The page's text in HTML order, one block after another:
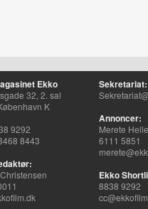
Ekko
32, 2. sal
K
9292
8443
Sekretariat:
Annoncer:
Merete
6111 5851
Ekko
8838 9292